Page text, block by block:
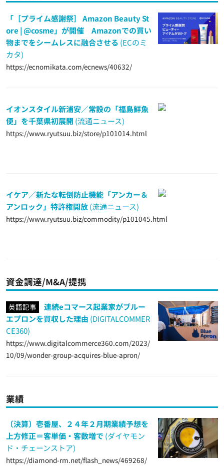
「［プライム感謝祭］ Amazon Beauty St
ore | @cosme」が開催 Amazonでの買い
物までをシームレスに融合させる (ECのミ
カタ)
https://ecnomikata.com/ecnews/40632/
イオンスタイル新浦安／常設の「福島鮮魚
便」を千葉県初展開 (流通ニュース)
https://www.ryutsuu.biz/store/p101014.html
イケア／新たな転倒防止機能「アンカー＆
アンロック」特許権開放(流通ニュース)
https://www.ryutsuu.biz/commodity/p101045.html
資金調達/M&A/提携
英語記事
連続eコマース起業家がブルー
エプロンを買収した理由 (DIGITALCOMMER
CE360)
https://www.digitalcommerce360.com/2023/
10/09/wonder-group-acquires-blue-apron/
業績
〔決算〕壱番屋、２４年２月期業績予想を
上方修正＝客単価・客数増で (ダイヤモン
ド・チェーンストア)
https://diamond-rm.net/flash_news/469268/